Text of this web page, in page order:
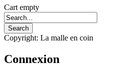
Cart empty
Copyright: La malle en coin
Connexion